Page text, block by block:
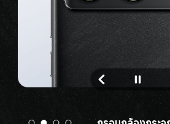
ความกว้างพอเหมาะ <75 ม